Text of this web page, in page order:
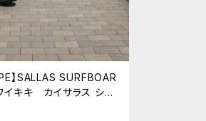
】SALLAS SURFBOAR
キキ カイサラス シェ
プボード